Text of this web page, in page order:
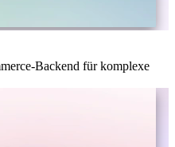
Backend für komplexe